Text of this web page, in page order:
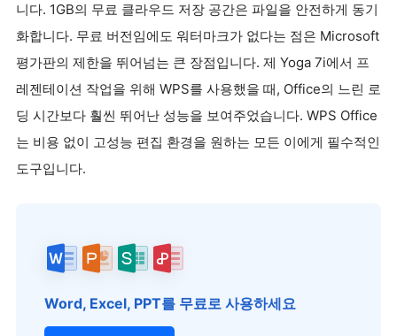
니다. 1GB의 무료 클라우드 저장 공간은 파일을 안전하게 동기
화합니다. 무료 버전임에도 워터마크가 없다는 점은 Microsoft
평가판의 제한을 뛰어넘는 큰 장점입니다. 제 Yoga 7i에서 프
레젠테이션 작업을 위해 WPS를 사용했을 때, Office의 느린 로
딩 시간보다 훨씬 뛰어난 성능을 보여주었습니다. WPS Office
는 비용 없이 고성능 편집 환경을 원하는 모든 이에게 필수적인
도구입니다.
Word, Excel, PPT를 무료로 사용하세요